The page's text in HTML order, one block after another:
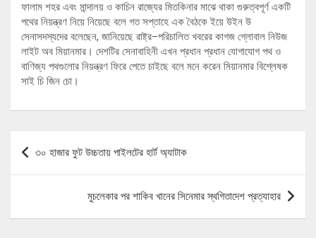
ফালাম শহর এবং মান্দালয় ও কাচিন রাজ্যের মিতকিনার মাঝে থাকা গুরুত্বপূর্ণ একটি
পথের নিয়ন্ত্রণ নিয়ে নিয়েছে বলে গত সপ্তাহে এক বৈঠকে ইয়ে উইন উ
সেনাসদস্যদের বলেছেন, জানিয়েছে রাষ্ট্র–পরিচালিত খবরের কাগজ গ্লোবাল নিউজ
লাইট অব মিয়ানমার। দেশটির সেনাবাহিনী এখন প্রধান প্রধান যোগাযোগ পথ ও
বাণিজ্য পথগুলোর নিয়ন্ত্রণ ফিরে পেতে চাইছে বলে মনে করেন মিয়ানমার বিশ্লেষক
সাই চি জিন চো।
Post
navigation
৩০ হাজার ফুট উচ্চতায় পাইলটের হার্ট অ্যাটাক
মুচলেকার পর শাকিব খানের সিনেমার স্থগিতাদেশ প্রত্যাহার